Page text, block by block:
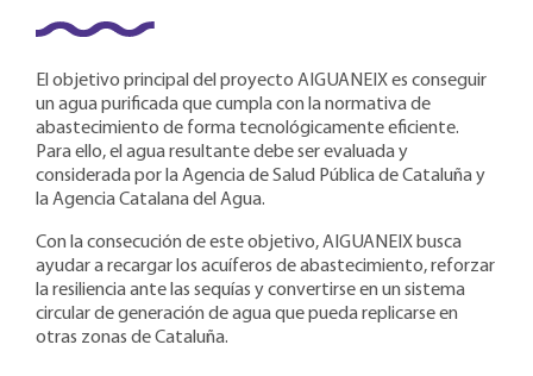
El objetivo principal del proyecto AIGUANEIX es conseguir
un agua purificada que cumpla con la normativa de
abastecimiento de forma tecnológicamente eficiente.
Para ello, el agua resultante debe ser evaluada y
considerada por la Agencia de Salud Pública de Cataluña y
la Agencia Catalana del Agua.
Con la consecución de este objetivo, AIGUANEIX busca
ayudar a recargar los acuíferos de abastecimiento, reforzar
la resiliencia ante las sequías y convertirse en un sistema
circular de generación de agua que pueda replicarse en
otras zonas de Cataluña.